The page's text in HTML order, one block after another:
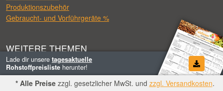
Produktionszubehör
Gebraucht- und Vorführgeräte %
WEITERE THEMEN
Kontakt
Hilfe
Links
Lade dir unsere tagesaktuelle
Rohstoffpreisliste herunter!
* Alle Preisezzgl. gesetzlicher MwSt. und zzgl. Versandkosten.